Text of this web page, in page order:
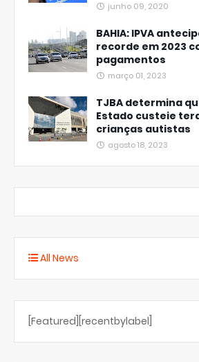
junho 09, 2020
BAHIA: IPVA
recorde em 2023
pagamentos
março 01, 2023
TJBA determina
Estado custeie
crianças autistas
agosto 18, 2023
All News
[Featured][recentbylabel]